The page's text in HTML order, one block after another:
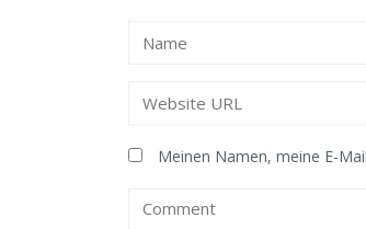
Meinen Namen, meine E-